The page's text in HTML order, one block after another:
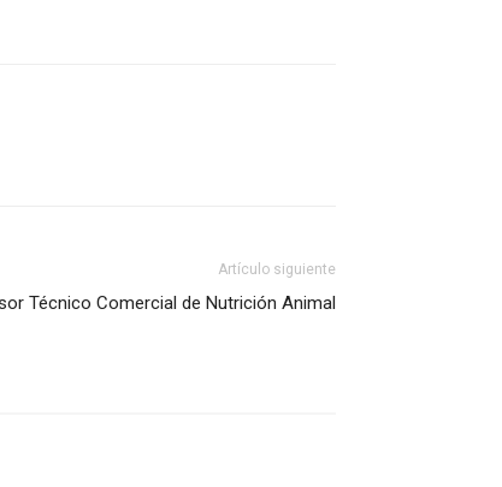
Artículo siguiente
Técnico Comercial de Nutrición Animal